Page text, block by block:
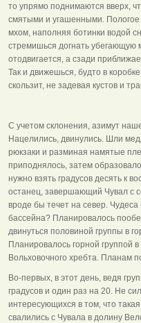
то упрямо поднимаются вверх,
смятыми и угашенными.
мхом, наполняя ботинки водой
стремишься догнать убегающую
отодвигается, а сзади
Так и движешься, будто в
скользит, не задевая кустов и
С учетом склонения, азимут
Нацелились, двинулись. Шли
рюкзаки и разминая намятые
приподнялось, затем
нужно взять градусов десять к
останец, завершающий Чувал с
вроде бы течет на север.
бассейна? Планировалось
двинуться половиной группы в
Планировалось горной группой
Вольховочного хребта. Планам
Во-первых, в этот день, ведя
градусов и один раз на 20. Не
интересующихся в том, что
свалились с Чувала в долину